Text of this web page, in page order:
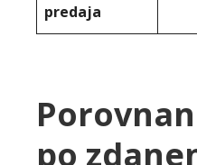
predaja
po